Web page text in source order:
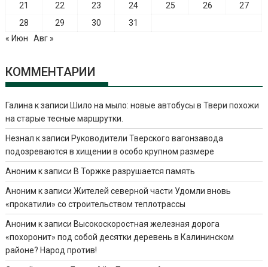
21
22 23 24 25 26
27
28
29 30
31
« Июн
Авг »
КОММЕНТАРИИ
Галина к записи Шило на мыло: новые автобусы в Твери похожи
на старые тесные маршрутки.
Незнал к записи Руководители Тверского вагонзавода
подозреваются в хищении в особо крупном размере
Аноним к записи В Торжке разрушается память
Аноним к записиЖителей северной части Удомли вновь
«прокатили» со строительством теплотрассы
Аноним к записи Высокоскоростная железная дорога
«похоронит» под собой десятки деревень в Калининском
районе? Народ против!